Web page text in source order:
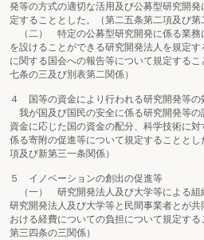
発等の方式の適切な活用及び公募型研究開
定することとした。（第二五条第二項及び第
（二） 特定の公募型研究開発に係る業務
を設けることができる研究開発法人を規定
に関する国会への報告等について規定する
七条の三及び別表第二関係）
４ 国等の資金により行われる研究開発等の
我が国及び国民の安全に係る研究開発等の
資金に応じた国の資金の配分、科学技術に
係る寄附の促進等について規定することと
項及び新第三一条関係）
５ イノベーションの創出の促進等
（一） 研究開発法人及び大学等による組
研究開発法人及び大学等と民間事業者とが
おける経費についての負担について規定す
第三四条の三関係）